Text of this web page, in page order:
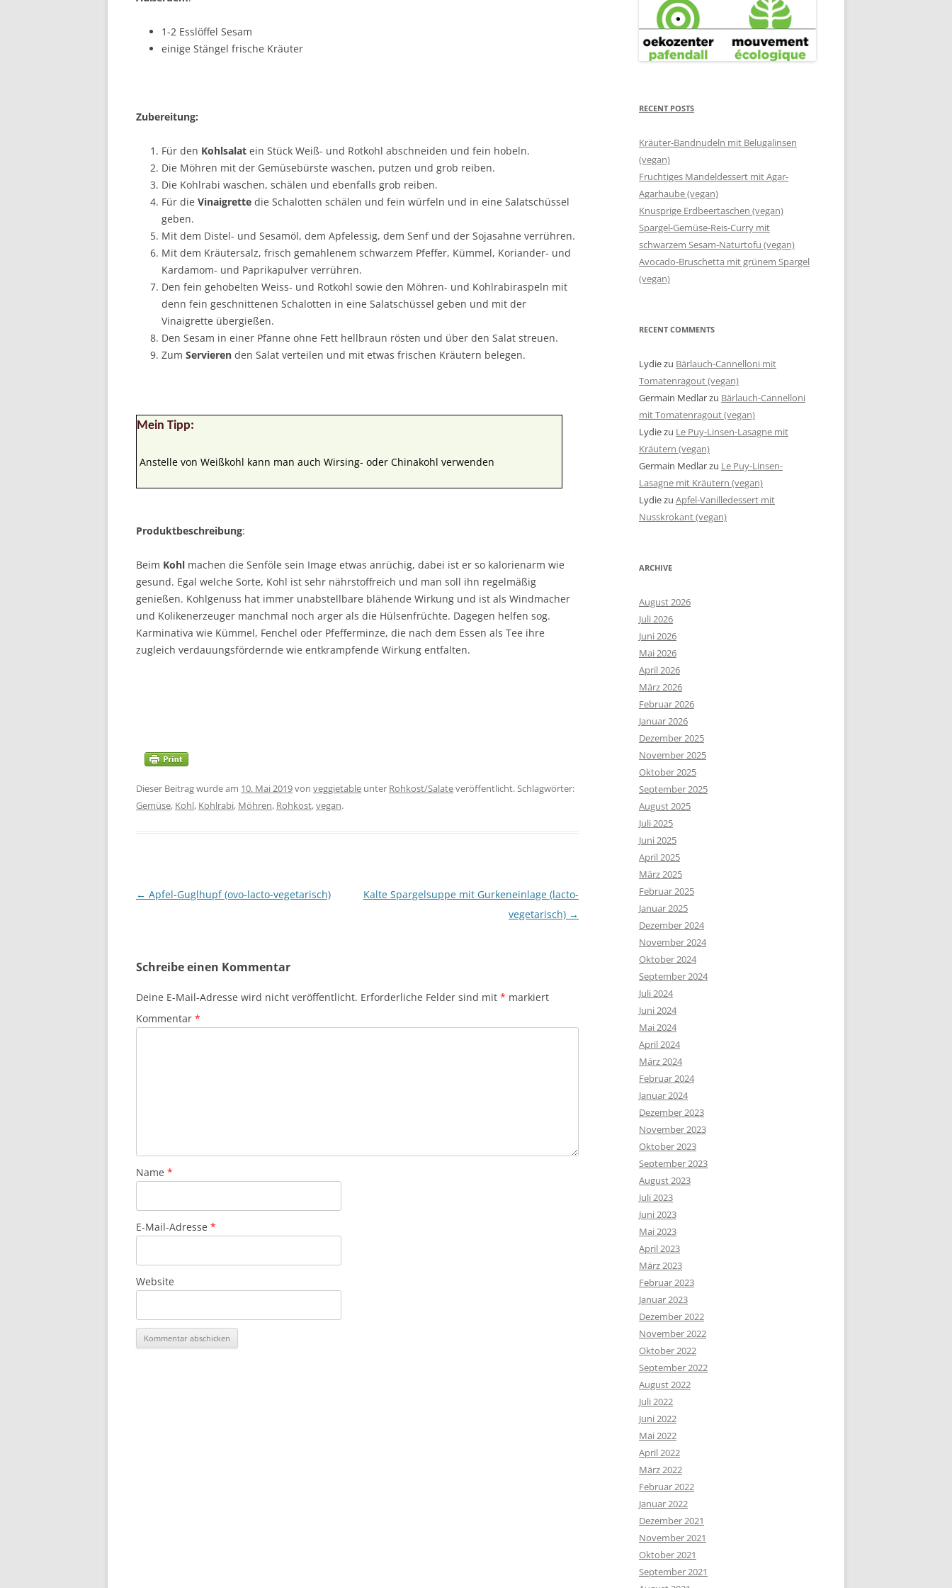
1-2 Esslöffel Sesam
einige Stängel frische Kräuter
Zubereitung:
Für den Kohlsalat ein Stück Weiß- und Rotkohl abschneiden und fein hobeln.
Die Möhren mit der Gemüsebürste waschen, putzen und grob reiben.
Die Kohlrabi waschen, schälen und ebenfalls grob reiben.
Für die Vinaigrette die Schalotten schälen und fein würfeln und in eine Salatschüssel
geben.
Mit dem Distel- und Sesamöl, dem Apfelessig, dem Senf und der Sojasahne verrühren.
Mit dem Kräutersalz, frisch gemahlenem schwarzem Pfeffer, Kümmel, Koriander- und
Kardamom- und Paprikapulver verrühren.
Den fein gehobelten Weiss- und Rotkohl sowie den Möhren- und Kohlrabiraspeln mit
denn fein geschnittenen Schalotten in eine Salatschüssel geben und mit der
Vinaigrette übergießen.
Den Sesam in einer Pfanne ohne Fett hellbraun rösten und über den Salat streuen.
Zum Servieren den Salat verteilen und mit etwas frischen Kräutern belegen.
Mein Tipp:
Anstelle von Weißkohl kann man auch Wirsing- oder Chinakohl verwenden
Produktbeschreibung:
Beim Kohl machen die Senföle sein Image etwas anrüchig, dabei ist er so kalorienarm wie
gesund. Egal welche Sorte, Kohl ist sehr nährstoffreich und man soll ihn regelmäßig
genießen. Kohlgenuss hat immer unabstellbare blähende Wirkung und ist als Windmacher
und Kolikenerzeuger manchmal noch arger als die Hülsenfrüchte. Dagegen helfen sog.
Karminativa wie Kümmel, Fenchel oder Pfefferminze, die nach dem Essen als Tee ihre
zugleich verdauungsfördernde wie entkrampfende Wirkung entfalten.
Dieser Beitrag wurde am 10. Mai 2019von veggietable unter Rohkost/Salateveröffentlicht. Schlagwörter:
Gemüse, Kohl, Kohlrabi, Möhren, Rohkost,vegan.
Beitragsnavigation
← Apfel-Guglhupf (ovo-lacto-vegetarisch)
Kalte Spargelsuppe mit Gurkeneinlage (lacto-
vegetarisch) →
Schreibe einen Kommentar
Deine E-Mail-Adresse wird nicht veröffentlicht. Erforderliche Felder sind mit * markiert
Kommentar *
Name *
E-Mail-Adresse *
Website
RECENT POSTS
Kräuter-Bandnudeln mit Belugalinsen
(vegan)
Fruchtiges Mandeldessert mit Agar-
Agarhaube (vegan)
Knusprige Erdbeertaschen (vegan)
Spargel-Gemüse-Reis-Curry mit
schwarzem Sesam-Naturtofu (vegan)
Avocado-Bruschetta mit grünem Spargel
(vegan)
RECENT COMMENTS
Lydiezu Bärlauch-Cannelloni mit
Tomatenragout (vegan)
Germain Medlarzu Bärlauch-Cannelloni
mit Tomatenragout (vegan)
Lydiezu Le Puy-Linsen-Lasagne mit
Kräutern (vegan)
Germain Medlarzu Le Puy-Linsen-
Lasagne mit Kräutern (vegan)
Lydiezu Apfel-Vanilledessert mit
Nusskrokant (vegan)
ARCHIVE
August 2026
Juli 2026
Juni 2026
Mai 2026
April 2026
März 2026
Februar 2026
Januar 2026
Dezember 2025
November 2025
Oktober 2025
September 2025
August 2025
Juli 2025
Juni 2025
April 2025
März 2025
Februar 2025
Januar 2025
Dezember 2024
November 2024
Oktober 2024
September 2024
Juli 2024
Juni 2024
Mai 2024
April 2024
März 2024
Februar 2024
Januar 2024
Dezember 2023
November 2023
Oktober 2023
September 2023
August 2023
Juli 2023
Juni 2023
Mai 2023
April 2023
März 2023
Februar 2023
Januar 2023
Dezember 2022
November 2022
Oktober 2022
September 2022
August 2022
Juli 2022
Juni 2022
Mai 2022
April 2022
März 2022
Februar 2022
Januar 2022
Dezember 2021
November 2021
Oktober 2021
September 2021